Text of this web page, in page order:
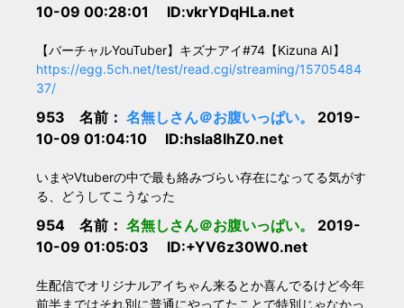
10-09 00:28:01 ID:vkrYDqHLa.net
【バーチャルYouTuber】キズナアイ#74【Kizuna AI】
https://egg.5ch.net/test/read.cgi/streaming/15705484
37/
953 名前： 名無しさん＠お腹いっぱい。 2019-
10-09 01:04:10 ID:hsla8lhZ0.net
いまやVtuberの中で最も絡みづらい存在になってる気がす
る、どうしてこうなった
954 名前： 名無しさん＠お腹いっぱい。 2019-
10-09 01:05:03 ID:+YV6z30W0.net
生配信でオリジナルアイちゃん来るとか喜んでるけど今年
前半まではそれ別に普通にやってたことで特別じゃなかっ